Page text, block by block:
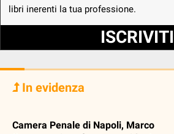
libri inerenti la tua professione.
ISCRIVITI
In evidenza
Camera Penale di Napoli, Marco